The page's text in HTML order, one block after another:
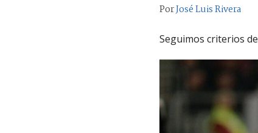
PorJosé Luis Rivera
Seguimos criterios de